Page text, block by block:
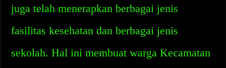
juga telah menerapkan berbagai jenis
fasilitas kesehatan dan berbagai jenis
sekolah. Hal ini membuat warga Kecamatan